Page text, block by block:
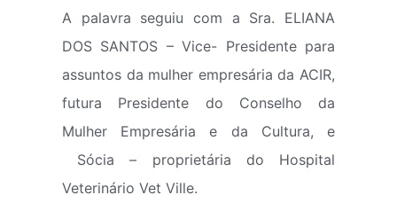
A palavra seguiu com a Sra. ELIANA
DOS SANTOS – Vice- Presidente para
assuntos da mulher empresária da ACIR,
futura Presidente do Conselho da
Mulher Empresária e da Cultura, e
Sócia – proprietária do Hospital
Veterinário Vet Ville.